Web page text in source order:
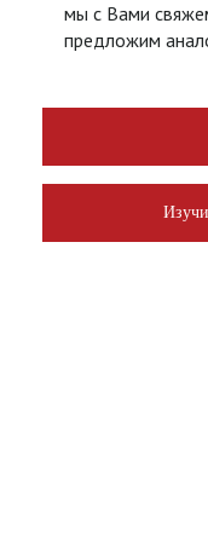
мы с Вами
предложим